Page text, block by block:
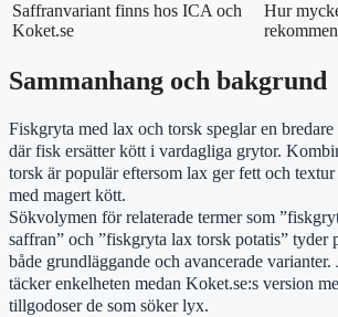
Saffranvariant finns hos ICA och
Koket.se
Hur
Sammanhang och bakgrund
Fiskgryta med lax och torsk speglar en
där fisk ersätter kött i vardagliga grytor.
torsk är populär eftersom lax ger fett och
med magert kött.
Sökvolymen för relaterade termer som
saffran” och ”fiskgryta lax torsk potatis” tyder
både grundläggande och avancerade
täcker enkelheten medan Koket.se:s version
tillgodoser de som söker lyx.